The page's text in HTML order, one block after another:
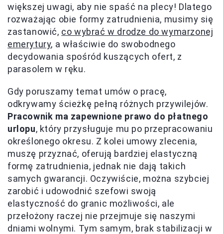
większej uwagi, aby nie spaść na plecy! Dlatego
rozważając obie formy zatrudnienia, musimy się
zastanowić, co wybrać w drodze do wymarzonej
emerytury, a właściwie do swobodnego
decydowania spośród kuszących ofert, z
parasolem w ręku.
Gdy poruszamy temat umów o pracę,
odkrywamy ścieżkę pełną różnych przywilejów.
Pracownik ma zapewnione prawo do płatnego
urlopu, który przysługuje mu po przepracowaniu
określonego okresu. Z kolei umowy zlecenia,
muszę przyznać, oferują bardziej elastyczną
formę zatrudnienia, jednak nie dają takich
samych gwarancji. Oczywiście, można szybciej
zarobić i udowodnić szefowi swoją
elastyczność do granic możliwości, ale
przełożony raczej nie przejmuje się naszymi
dniami wolnymi. Tym samym, brak stabilizacji w